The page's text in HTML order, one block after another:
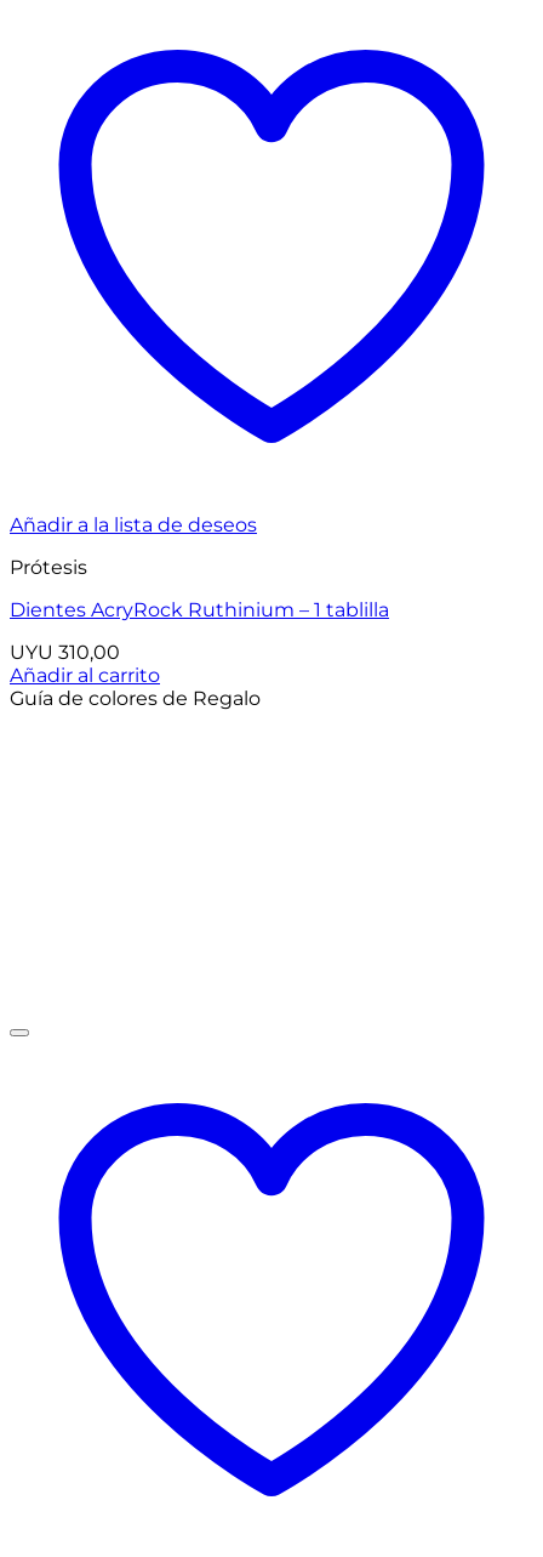
Añadir a la lista de deseos
Prótesis
Dientes AcryRock Ruthinium – 1 tablilla
UYU 310,00
Añadir al carrito
Guía de colores de Regalo